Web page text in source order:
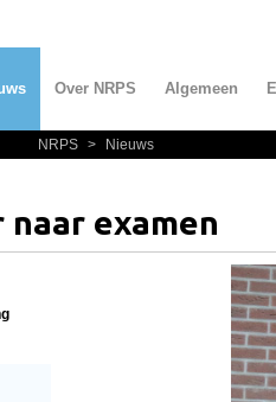
Over NRPS Algemeen
NRPS > Nieuws
examen